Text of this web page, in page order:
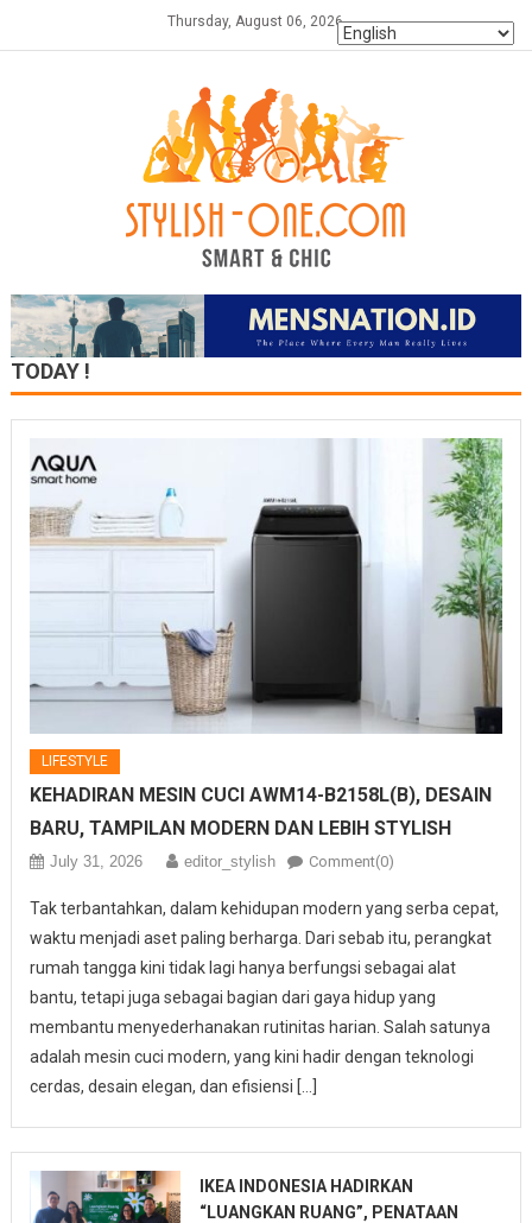
Thursday, August 06, 2026
TODAY !
LIFESTYLE
KEHADIRAN MESIN CUCI AWM14-B2158L(B), DESAIN
BARU, TAMPILAN MODERN DAN LEBIH STYLISH
July 31, 2026 editor_stylish Comment(0)
Tak terbantahkan, dalam kehidupan modern yang serba cepat,
waktu menjadi aset paling berharga. Dari sebab itu, perangkat
rumah tangga kini tidak lagi hanya berfungsi sebagai alat
bantu, tetapi juga sebagai bagian dari gaya hidup yang
membantu menyederhanakan rutinitas harian. Salah satunya
adalah mesin cuci modern, yang kini hadir dengan teknologi
cerdas, desain elegan, dan efisiensi […]
IKEA INDONESIA HADIRKAN
“LUANGKAN RUANG”, PENATAAN